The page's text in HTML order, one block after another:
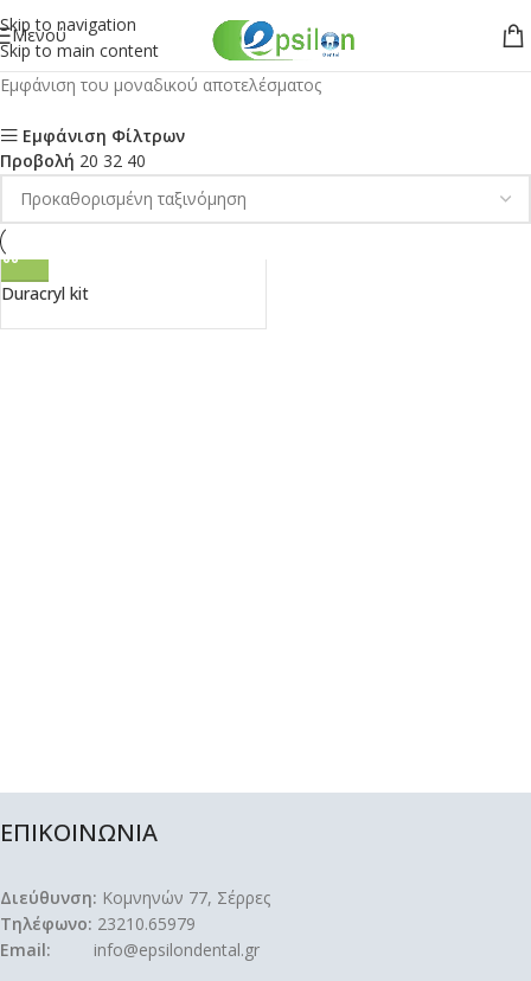
Skip to navigation
Skip to main content
Μενού
Εμφάνιση του μοναδικού αποτελέσματος
Εμφάνιση Φίλτρων
Προβολή 20 32 40
Duracryl kit
ΕΠΙΚΟΙΝΩΝΙΑ
Διεύθυνση: Κομνηνών 77, Σέρρες
Τηλέφωνο: 23210.65979
Email: info@epsilondental.gr